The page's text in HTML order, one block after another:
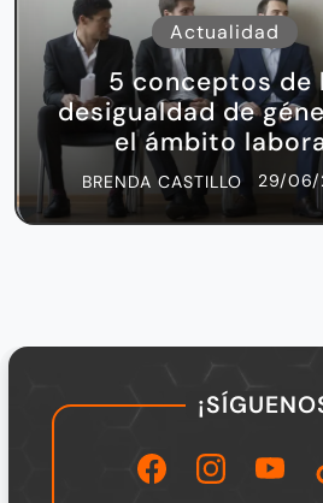
Actualidad
5 conceptos de
desigualdad de
el ámbito
BRENDA CASTILLO 29/06/